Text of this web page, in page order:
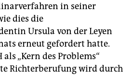
in seiner
dies die
Ursula von der Leyen
erneut gefordert hatte.
als „Kern des Problems“
Richterberufung wird durch